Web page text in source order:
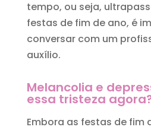
tempo, ou seja,
festas de fim de ano, é
conversar com um
auxílio.
Melancolia e
essa tristeza
Embora as festas de fim